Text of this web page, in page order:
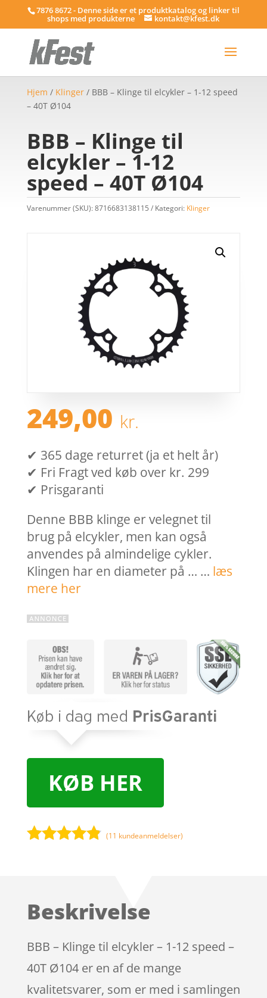
7876 8672 - Denne side er et produktkatalog og linker til
shops med produkterne kontakt@kfest.dk
Hjem / Klinger/ BBB – Klinge til elcykler – 1-12 speed
– 40T Ø104
BBB – Klinge til
elcykler – 1-12
speed – 40T Ø104
Varenummer (SKU):8716683138115 Kategori: Klinger
249,00 kr.
✔ 365 dage returret (ja et helt år)
✔ Fri Fragt ved køb over kr. 299
✔ Prisgaranti
Denne BBB klinge er velegnet til
brug på elcykler, men kan også
anvendes på almindelige cykler.
Klingen har en diameter på … … læs
mere her
KØB HER
kundebedø
(11 kundeanmeldelser)
Beskrivelse
BBB – Klinge til elcykler – 1-12 speed –
40T Ø104 er en af de mange
kvalitetsvarer, som er med i samlingen